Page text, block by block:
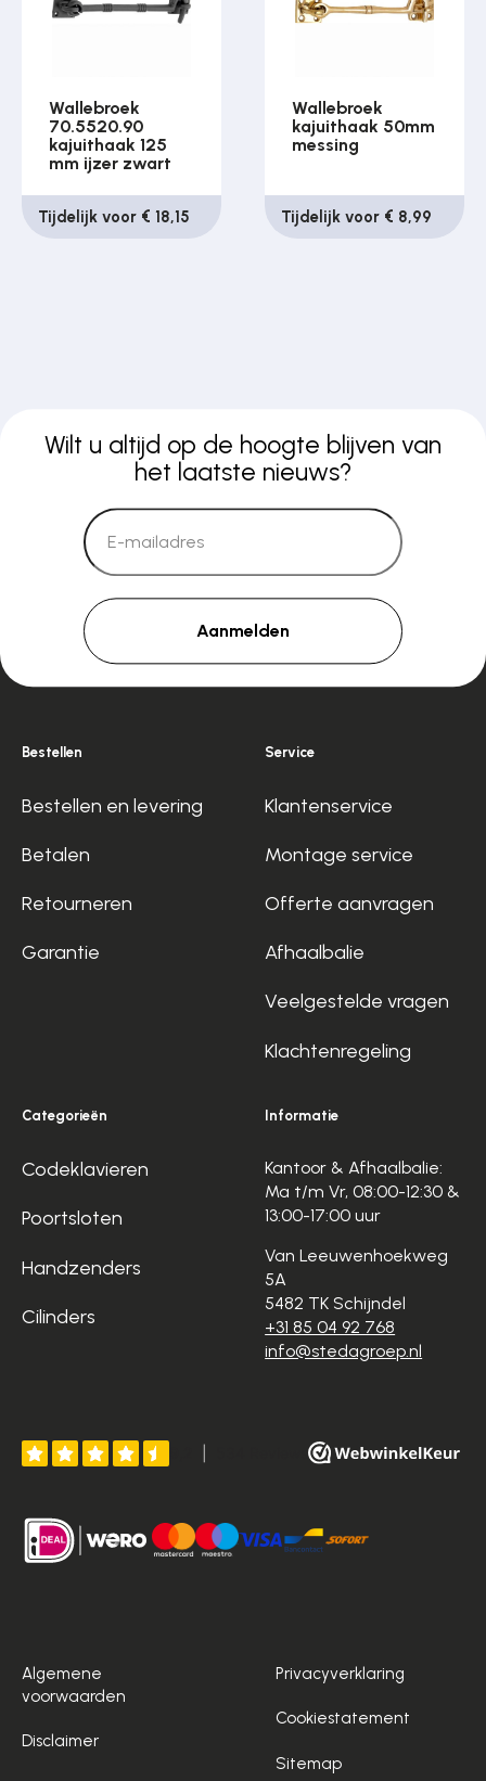
Wallebroek
70.5520.90
kajuithaak 125
mm ijzer zwart
Tijdelijk voor € 18,15
Wallebroek
kajuithaak 50mm
messing
Tijdelijk voor € 8,99
Wilt u altijd op de hoogte blijven van
het laatste nieuws?
Aanmelden
Bestellen
Bestellen en levering
Betalen
Retourneren
Garantie
Service
Klantenservice
Montage service
Offerte aanvragen
Afhaalbalie
Veelgestelde vragen
Klachtenregeling
Categorieën
Codeklavieren
Poortsloten
Handzenders
Cilinders
Informatie
Kantoor & Afhaalbalie:
Ma t/m Vr, 08:00-12:30 &
13:00-17:00 uur
Van Leeuwenhoekweg
5A
5482 TK Schijndel
+31 85 04 92 768
info@stedagroep.nl
Algemene
voorwaarden
Disclaimer
Privacyverklaring
Cookiestatement
Sitemap